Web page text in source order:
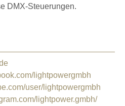
DMX-Steuerungen.
lightpowergmbh
user/lightpowergmbh
lightpower.gmbh/